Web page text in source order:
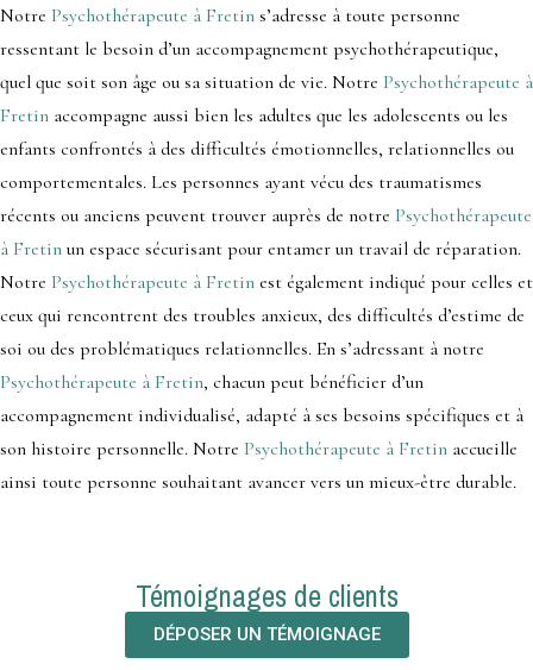
Notre Psychothérapeute à Fretin s’adresse à toute personne
ressentant le besoin d’un accompagnement psychothérapeutique,
quel que soit son âge ou sa situation de vie. Notre Psychothérapeute à
Fretin accompagne aussi bien les adultes que les adolescents ou les
enfants confrontés à des difficultés émotionnelles, relationnelles ou
comportementales. Les personnes ayant vécu des traumatismes
récents ou anciens peuvent trouver auprès de notre Psychothérapeute
à Fretin un espace sécurisant pour entamer un travail de réparation.
Notre Psychothérapeute à Fretin est également indiqué pour celles et
ceux qui rencontrent des troubles anxieux, des difficultés d’estime de
soi ou des problématiques relationnelles. En s’adressant à notre
Psychothérapeute à Fretin, chacun peut bénéficier d’un
accompagnement individualisé, adapté à ses besoins spécifiques et à
son histoire personnelle. Notre Psychothérapeute à Fretin accueille
ainsi toute personne souhaitant avancer vers un mieux-être durable.
Témoignages de clients
DÉPOSER UN TÉMOIGNAGE